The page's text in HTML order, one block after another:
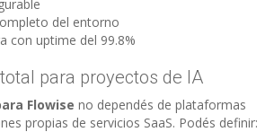
del entorno
con uptime del 99.8%
para proyectos de IA
Flowise no dependés de plataformas
propias de servicios SaaS. Podés definir: